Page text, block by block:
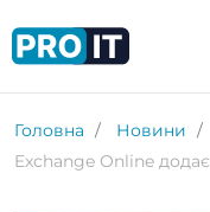
Головна
Новини